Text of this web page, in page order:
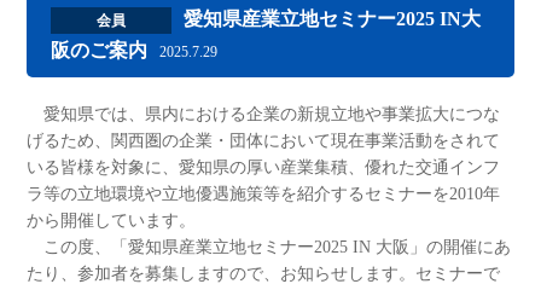
会員
愛知県産業立地セミナー2025 IN大
阪のご案内
2025.7.29
愛知県では、県内における企業の新規立地や事業拡大につな
げるため、関西圏の企業・団体において現在事業活動をされて
いる皆様を対象に、愛知県の厚い産業集積、優れた交通インフ
ラ等の立地環境や立地優遇施策等を紹介するセミナーを2010年
から開催しています。
この度、「愛知県産業立地セミナー2025 IN 大阪」の開催にあ
たり、参加者を募集しますので、お知らせします。セミナーで